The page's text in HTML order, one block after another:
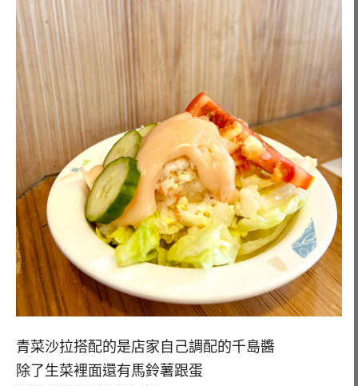
青菜沙拉搭配的是店家自己調配的千島醬
除了生菜裡面還有馬鈴薯跟蛋